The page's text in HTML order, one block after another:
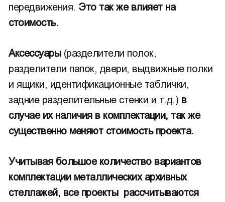
передвижения. Это так же влияет на
стоимость.
Аксессуары(разделители полок,
разделители папок, двери, выдвижные полки
и ящики, идентификационные таблички,
задние разделительные стенки и т.д.) в
случае их наличия в комплектации, так же
существенно меняют стоимость проекта.
Учитывая большое количество вариантов
комплектации металлических архивных
стеллажей, все проекты рассчитываются